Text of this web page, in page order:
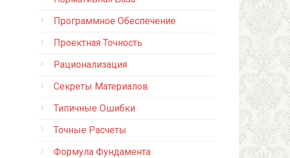
Программное Обеспечение
Проектная Точность
Рационализация
Секреты Материалов
Типичные Ошибки
Точные Расчеты
Формула Фундамента